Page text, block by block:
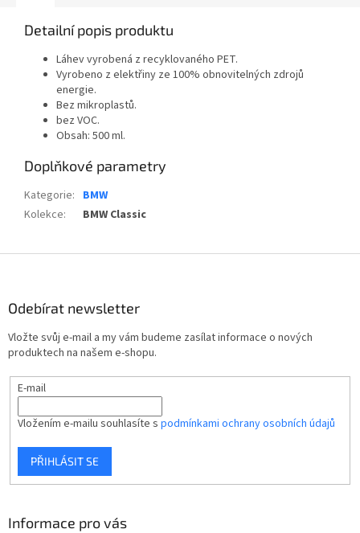
Detailní popis produktu
Láhev vyrobená z recyklovaného PET.
Vyrobeno z elektřiny ze 100% obnovitelných zdrojů
energie.
Bez mikroplastů.
bez VOC.
Obsah: 500 ml.
Doplňkové parametry
Kategorie: BMW
Kolekce: BMW Classic
Odebírat newsletter
Vložte svůj e-mail a my vám budeme zasílat informace o nových
produktech na našem e-shopu.
E-mail
Vložením e-mailu souhlasíte s podmínkami ochrany osobních údajů
PŘIHLÁSIT SE
Informace pro vás